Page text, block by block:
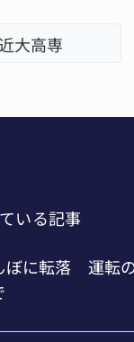
大高専
いる記事